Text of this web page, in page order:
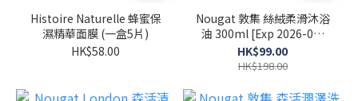
Histoire Naturelle 蜂蜜保
濕精華面膜 (一盒5片)
HK$58.00
Nougat 敦集 絲絨柔滑沐浴
油 300ml [Exp 2026-07-
30]
HK$99.00
HK$198.00